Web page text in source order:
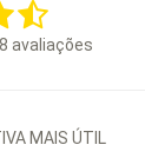
avaliações
MAIS ÚTIL